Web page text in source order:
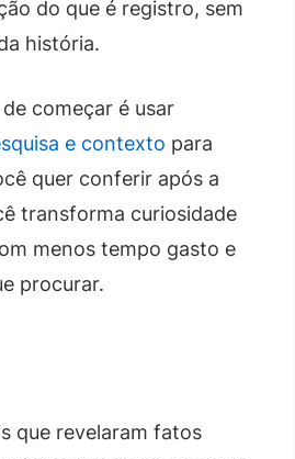
do que é registro, sem
história.
começar é usar
e contexto para
quer conferir após a
transforma curiosidade
menos tempo gasto e
procurar.
que revelaram fatos